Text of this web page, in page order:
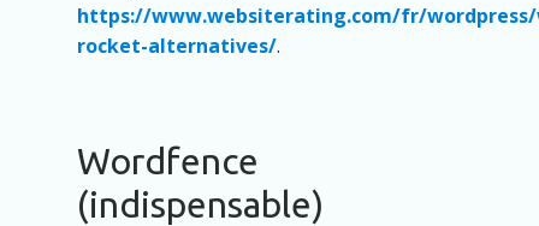
https://www.websiterating.com/fr/
rocket-alternatives/.
Wordfence
(indispensable)